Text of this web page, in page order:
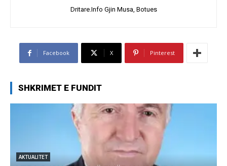
Dritare.Info Gjin Musa, Botues
Facebook X Pinterest
SHKRIMET E FUNDIT